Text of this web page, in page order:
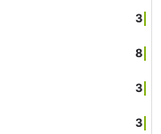
3
8
3
3